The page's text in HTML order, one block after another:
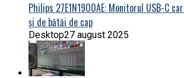
Philips 27E1N1900AE: Monitorul USB-C
și de bătăi de cap
Desktop27 august 2025